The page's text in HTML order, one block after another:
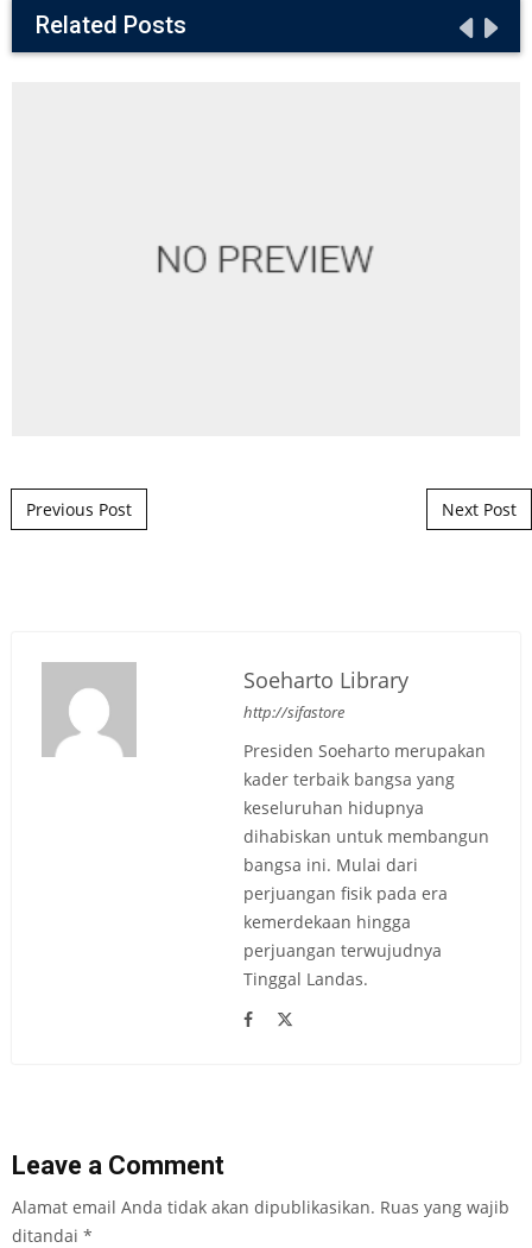
Related Posts
Post navigation
Previous Post Next Post
Soeharto Library
http://sifastore
Presiden Soeharto merupakan
kader terbaik bangsa yang
keseluruhan hidupnya
dihabiskan untuk membangun
bangsa ini. Mulai dari
perjuangan fisik pada era
kemerdekaan hingga
perjuangan terwujudnya
Tinggal Landas.
Leave a Comment
Alamat email Anda tidak akan dipublikasikan. Ruas yang wajib
ditandai *